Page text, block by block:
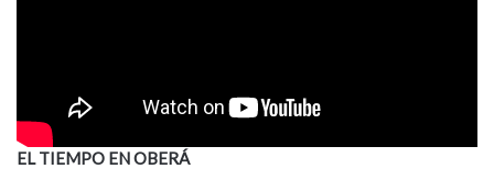
EL TIEMPO EN OBERÁ